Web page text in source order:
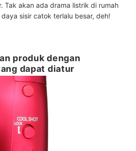
Tak akan ada drama listrik di rumah
sisir catok terlalu besar, deh!
produk dengan
dapat diatur